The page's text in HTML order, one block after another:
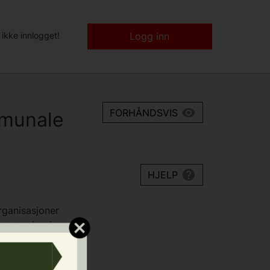
ikke innlogget! Logg inn
FORHÅNDSVIS
i Østfold
HJELP